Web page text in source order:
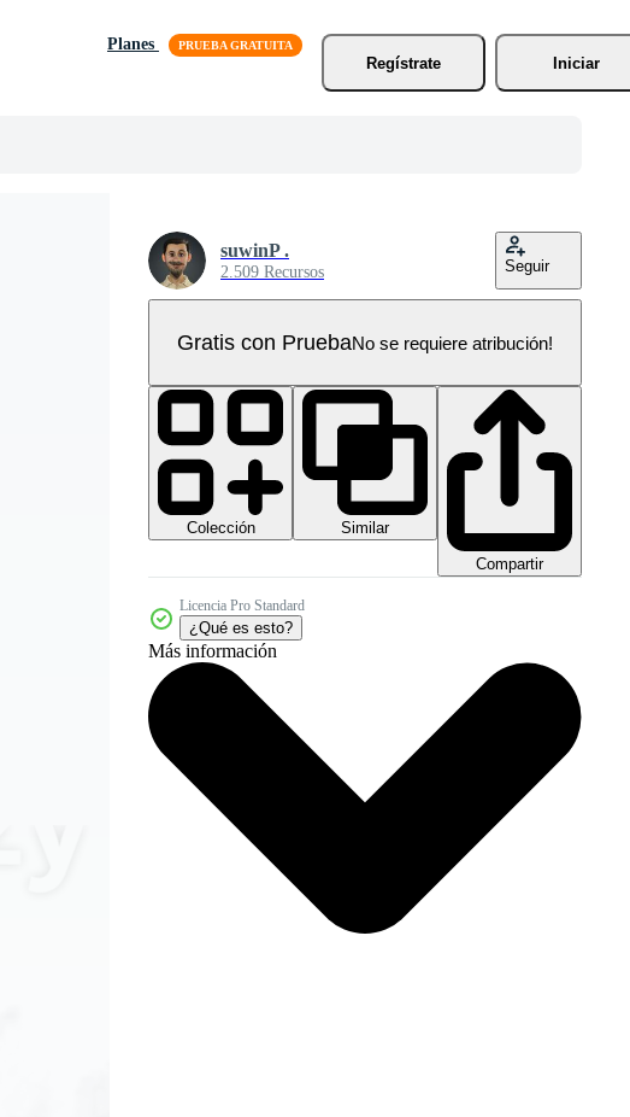
Planes
Regístrate
Iniciar
suwinP .
2.509 Recursos Seguir
Gratis con PruebaNo se requiere atribución!
Colección
Similar
Compartir
Licencia Pro Standard
¿Qué es esto?
Más información